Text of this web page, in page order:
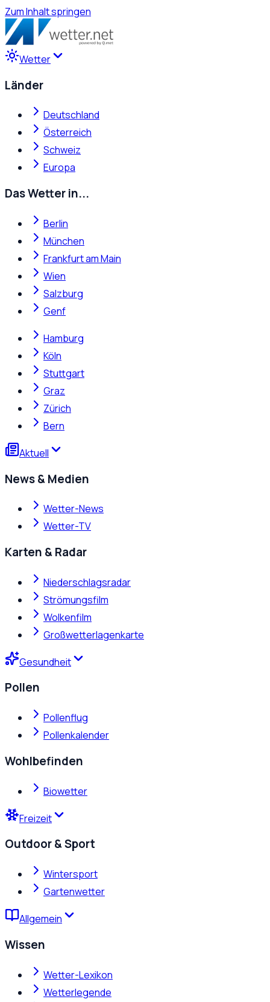
Zum Inhalt springen
Wetter
Länder
Deutschland
Österreich
Schweiz
Europa
Das Wetter in...
Berlin
München
Frankfurt am Main
Wien
Salzburg
Genf
Hamburg
Köln
Stuttgart
Graz
Zürich
Bern
Aktuell
News & Medien
Wetter-News
Wetter-TV
Karten & Radar
Niederschlagsradar
Strömungsfilm
Wolkenfilm
Großwetterlagenkarte
Gesundheit
Pollen
Pollenflug
Pollenkalender
Wohlbefinden
Biowetter
Freizeit
Outdoor & Sport
Wintersport
Gartenwetter
Allgemein
Wissen
Wetter-Lexikon
Wetterlegende